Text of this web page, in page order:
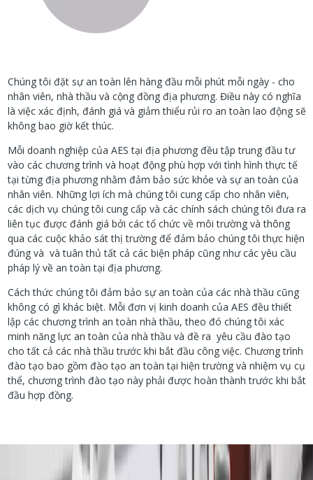
Chúng tôi đặt sự an toàn lên hàng đầu mỗi phút mỗi ngày - cho
nhân viên, nhà thầu và cộng đồng địa phương. Điều này có nghĩa
là việc xác định, đánh giá và giảm thiểu rủi ro an toàn lao động sẽ
không bao giờ kết thúc.
Mỗi doanh nghiệp của AES tại địa phương đều tập trung đầu tư
vào các chương trình và hoạt động phù hợp với tình hình thực tế
tại từng địa phương nhằm đảm bảo sức khỏe và sự an toàn của
nhân viên. Những lợi ích mà chúng tôi cung cấp cho nhân viên,
các dịch vụ chúng tôi cung cấp và các chính sách chúng tôi đưa ra
liên tục được đánh giá bởi các tổ chức về môi trường và thông
qua các cuộc khảo sát thị trường để đảm bảo chúng tôi thực hiện
đúng và và tuân thủ tất cả các biện pháp cũng như các yêu cầu
pháp lý về an toàn tại địa phương.
Cách thức chúng tôi đảm bảo sự an toàn của các nhà thầu cũng
không có gì khác biệt. Mỗi đơn vị kinh doanh của AES đều thiết
lập các chương trình an toàn nhà thầu, theo đó chúng tôi xác
minh năng lực an toàn của nhà thầu và đề ra yêu cầu đào tạo
cho tất cả các nhà thầu trước khi bắt đầu công việc. Chương trình
đào tạo bao gồm đào tạo an toàn tại hiện trường và nhiệm vụ cụ
thể, chương trình đào tạo này phải được hoàn thành trước khi bắt
đầu hợp đồng.